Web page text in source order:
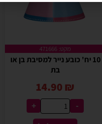
מקט: 471666
10 יח' כובע נייר למסיבת בן או
בת
14.90 ₪
-
+